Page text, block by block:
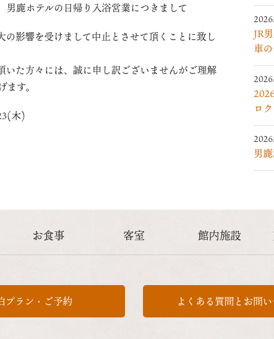
鹿ホテルの日帰り入浴営業につきまして
影響を受けまして中止とさせて頂くことに致し
いた方々には、誠に申し訳ございませんがご理解
す。
木)
JR
車
ロ
男
お食事 客室 館内施設
プラン・ご予約 よくある質問とお問